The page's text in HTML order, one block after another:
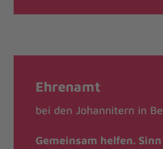
Ehrenamt
bei den Johannitern in
Gemeinsam helfen.